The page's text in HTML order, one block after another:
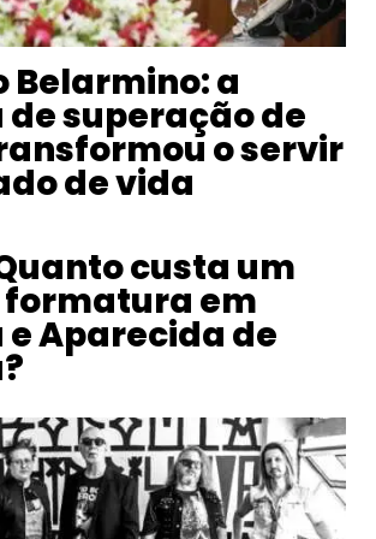
Belarmino: a
superação de
o servir
de vida
custa um
formatura em
e Aparecida de